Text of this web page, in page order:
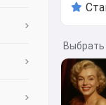
Выбрать